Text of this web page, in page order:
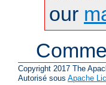
our
Copyright 2017 The
Autorisé sous Apache